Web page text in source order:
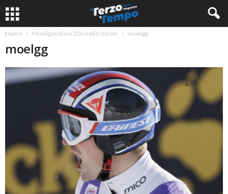
Home Moellg podio n.200 nello slalom moelgg
moelgg